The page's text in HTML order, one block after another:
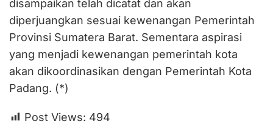
disampaikan telah dicatat dan akan
diperjuangkan sesuai kewenangan Pemerintah
Provinsi Sumatera Barat. Sementara aspirasi
yang menjadi kewenangan pemerintah kota
akan dikoordinasikan dengan Pemerintah Kota
Padang. (*)
Post Views: 494